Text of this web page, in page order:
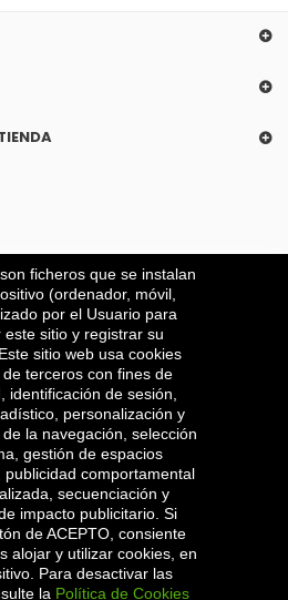
NUESTRO BOLETÍN
ofertas y ofertas especiales
REGÍSTRATE
ficheros que se instalan
(ordenador, móvil,
por el Usuario para
este sitio y registrar su
sitio web usa cookies
de terceros con fines de
identificación de sesión,
personalización y
la navegación, selección
gestión de espacios
publicidad comportamental
secuenciación y
impacto publicitario. Si
de ACEPTO, consiente
alojar y utilizar cookies, en
Para desactivar las
la Política de Cookies